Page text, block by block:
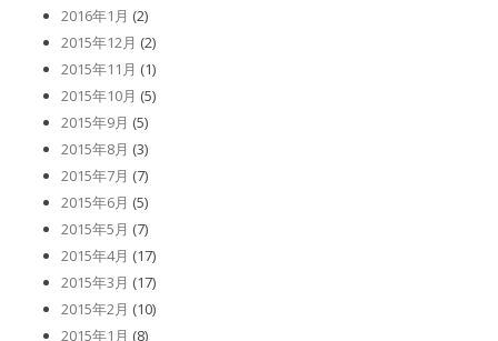
2016年1月 (2)
2015年12月 (2)
2015年11月 (1)
2015年10月 (5)
2015年9月 (5)
2015年8月 (3)
2015年7月 (7)
2015年6月 (5)
2015年5月 (7)
2015年4月 (17)
2015年3月 (17)
2015年2月 (10)
2015年1月 (8)